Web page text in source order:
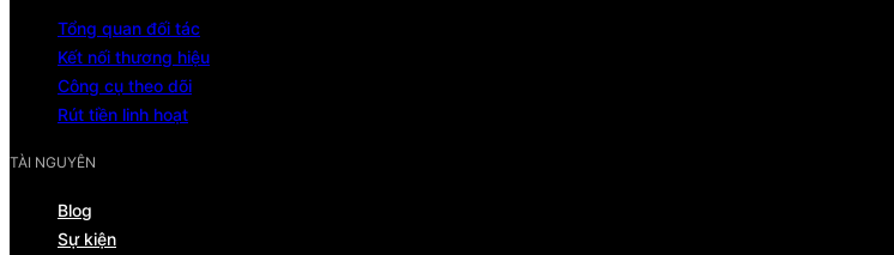
Tổng quan đối tác
Kết nối thương hiệu
Công cụ theo dõi
Rút tiền linh hoạt
TÀI NGUYÊN
Blog
Sự kiện